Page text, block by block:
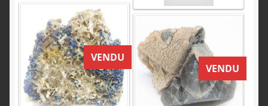
VENDU
VENDU